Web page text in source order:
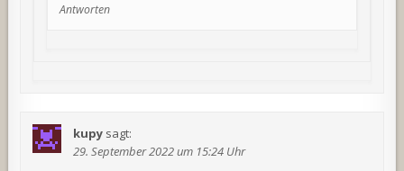
Antworten
kupy sagt:
29. September 2022 um 15:24 Uhr